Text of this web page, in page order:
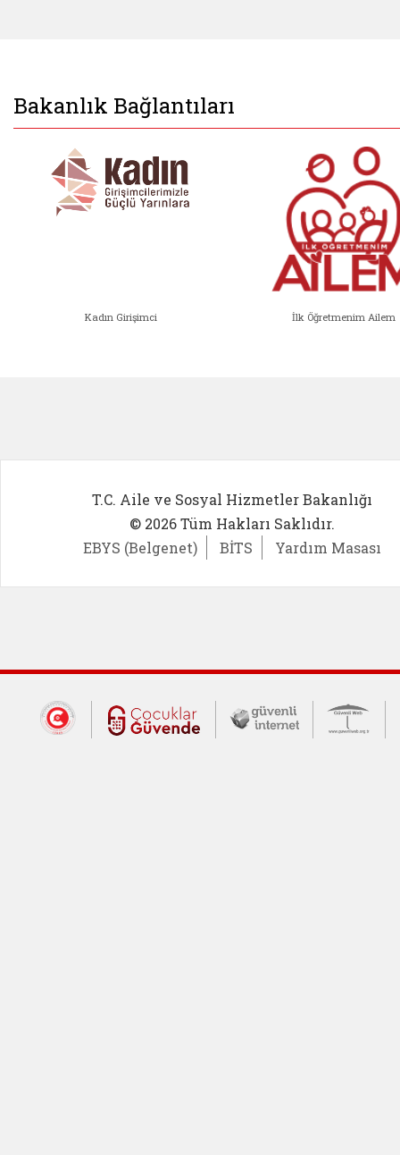
Bakanlık Bağlantıları
Kadın Girişimci İlk Öğretmenim Ailem
T.C. Aile ve Sosyal Hizmetler Bakanlığı
© 2026 Tüm Hakları Saklıdır.
EBYS (Belgenet)
BİTS Yardım Masası
Dış Bağlantılar
Cumhurbaşkanlığı İletişim Merkezi
Çocuklar Güvende (yeni
Güvenli